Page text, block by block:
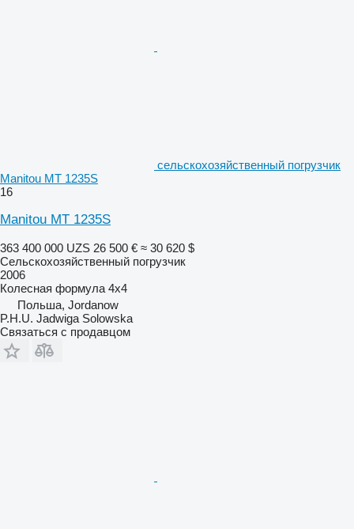
сельскохозяйственный погрузчик
Manitou MT 1235S
16
Manitou MT 1235S
363 400 000 UZS 26 500 € ≈ 30 620 $
Сельскохозяйственный погрузчик
2006
Колесная формула 4x4
Польша, Jordanow
P.H.U. Jadwiga Solowska
Связаться с продавцом